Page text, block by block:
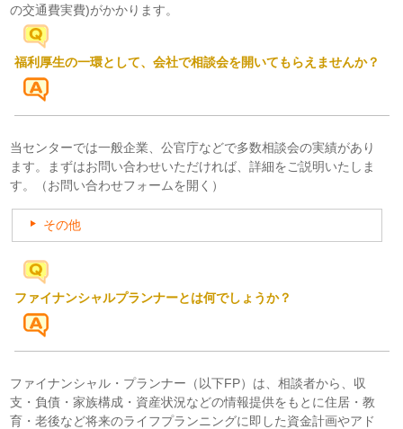
の交通費実費)がかかります。
福利厚生の一環として、会社で相談会を開いてもらえませんか？
当センターでは一般企業、公官庁などで多数相談会の実績があり
ます。まずはお問い合わせいただければ、詳細をご説明いたしま
す。
（お問い合わせフォームを開く）
その他
ファイナンシャルプランナーとは何でしょうか？
ファイナンシャル・プランナー（以下FP）は、相談者から、収
支・負債・家族構成・資産状況などの情報提供をもとに住居・教
育・老後など将来のライフプランニングに即した資金計画やアド